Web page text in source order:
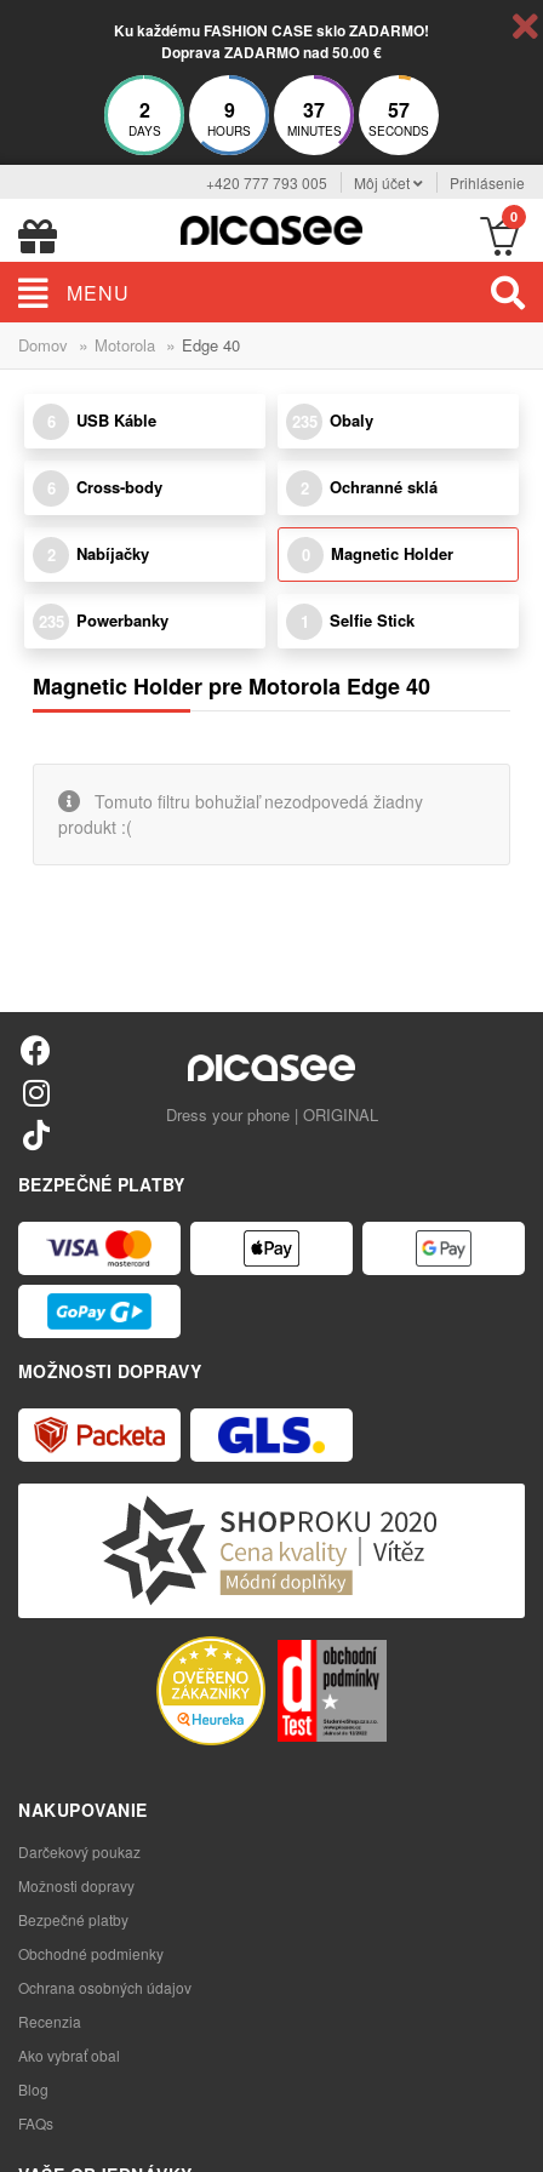
Ku každému FASHION CASE sklo ZADARMO!
Doprava ZADARMO nad 50.00 €
2
DAYS
9
HOURS
37
MINUTES
57
SECONDS
+420 777 793 005 Môj účet Prihlásenie
0
MENU
Domov » Motorola » Edge 40
6 USB Káble 235 Obaly
6 Cross-body 2 Ochranné sklá
2 Nabíjačky 0 Magnetic Holder
235 Powerbanky 1 Selfie Stick
Magnetic Holder pre Motorola Edge 40
Tomuto filtru bohužiaľ nezodpovedá žiadny
produkt :(
Dress your phone | ORIGINAL
BEZPEČNÉ PLATBY
MOŽNOSTI DOPRAVY
NAKUPOVANIE
Darčekový poukaz
Možnosti dopravy
Bezpečné platby
Obchodné podmienky
Ochrana osobných údajov
Recenzia
Ako vybrať obal
Blog
FAQs